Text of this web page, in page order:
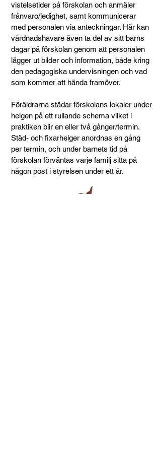
vistelsetider på förskolan och anmäler
frånvaro/ledighet, samt kommunicerar
med personalen via anteckningar. Här kan
vårdnadshavare även ta del av sitt barns
dagar på förskolan genom att personalen
lägger ut bilder och information, både kring
den pedagogiska undervisningen och vad
som kommer att hända framöver.
Föräldrarna städar förskolans lokaler under
helgen på ett rullande schema vilket i
praktiken blir en eller två gånger/termin.
Städ- och fixarhelger anordnas en gång
per termin, och under barnets tid på
förskolan förväntas varje familj sitta på
någon post i styrelsen under ett år.